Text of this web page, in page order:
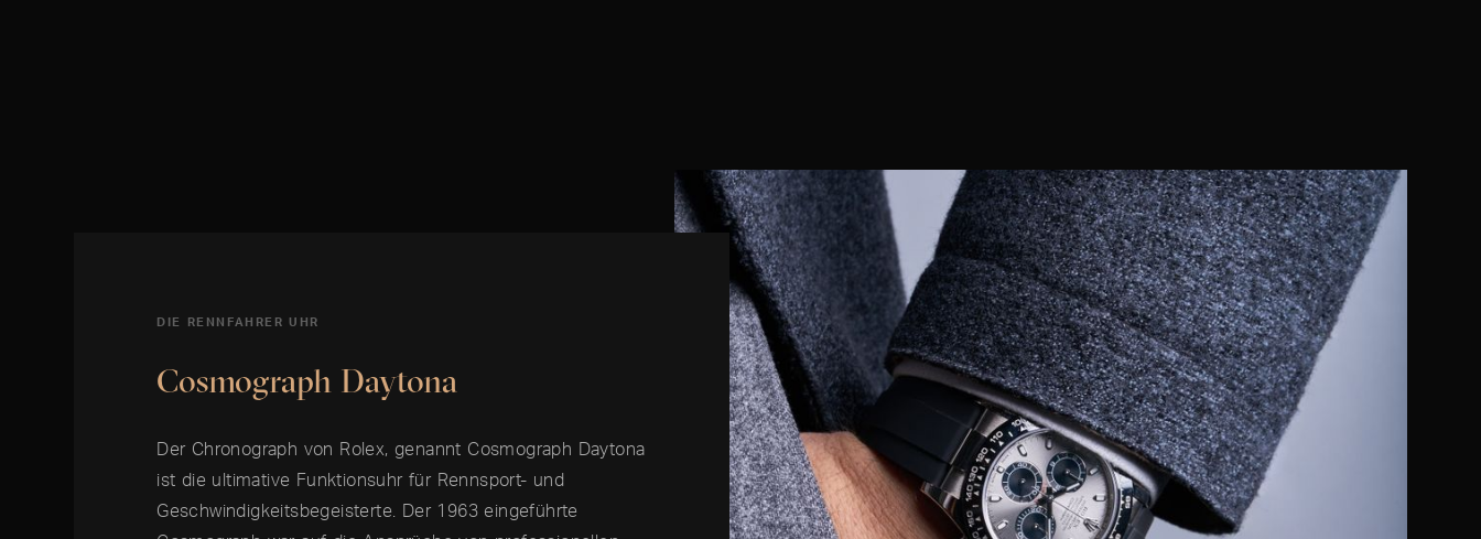
DIE RENNFAHRER UHR
Cosmograph Daytona
Der Chronograph von Rolex, genannt Cosmograph Daytona
ist die ultimative Funktionsuhr für Rennsport- und
Geschwindigkeitsbegeisterte. Der 1963 eingeführte